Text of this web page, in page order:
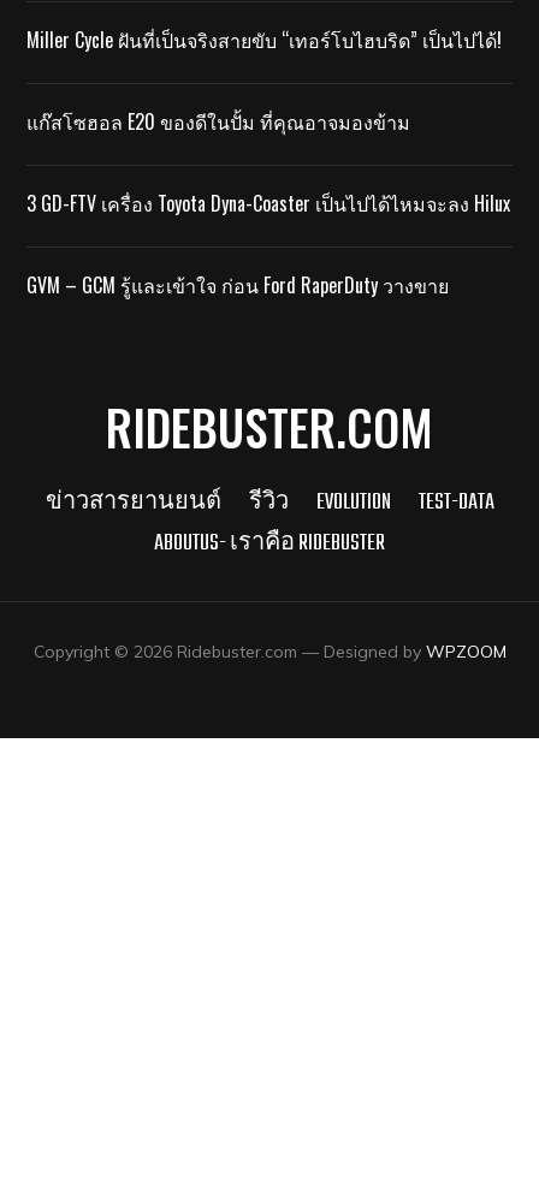
Miller Cycle ฝันที่เป็นจริงสายขับ “เทอร์โบไฮบริด” เป็นไปได้!
แก๊สโซฮอล E20 ของดีในปั้ม ที่คุณอาจมองข้าม
3 GD-FTV เครื่อง Toyota Dyna-Coaster เป็นไปได้ไหมจะลง Hilux
GVM – GCM รู้และเข้าใจ ก่อน Ford RaperDuty วางขาย
RIDEBUSTER.COM
ข่าวสารยานยนต์ รีวิว EVOLUTION
TEST-DATA
ABOUTUS- เราคือ RIDEBUSTER
Copyright © 2026 Ridebuster.com — Designed by WPZOOM